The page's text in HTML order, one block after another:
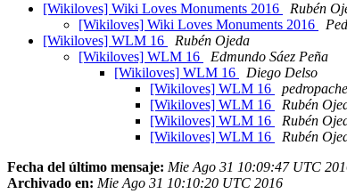
[Wikiloves] Wiki Loves Monuments 2016
Rubén
[Wikiloves] Wiki Loves Monuments 2016
[Wikiloves] WLM 16
Rubén Ojeda
[Wikiloves] WLM 16
Edmundo Sáez Peña
[Wikiloves] WLM 16
Diego Delso
[Wikiloves] WLM 16
[Wikiloves] WLM 16
Rubén
[Wikiloves] WLM 16
Rubén
[Wikiloves] WLM 16
Rubén
Fecha del último mensaje: Mie Ago 31 10:09:47 UTC
Archivado en: Mie Ago 31 10:10:20 UTC 2016